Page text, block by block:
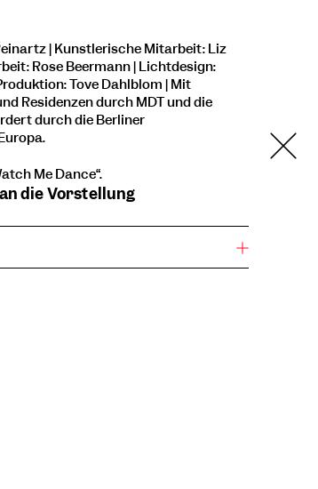
| Künstlerische Mitarbeit: Liz
Rose Beermann | Lichtdesign:
Tove Dahlblom | Mit
Residenzen durch MDT und die
durch die Berliner
Me Dance“.
die Vorstellung